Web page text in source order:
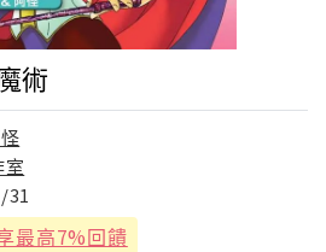
術
室
31
最高7%回饋